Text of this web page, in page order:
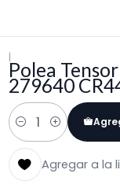
|
Polea
279640
Cantidad
Agregar a la